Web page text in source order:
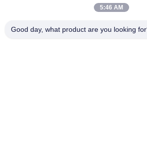
Catena di montaggio del PWB di Full Auto
5:46 AM
Good day, what product are you looking